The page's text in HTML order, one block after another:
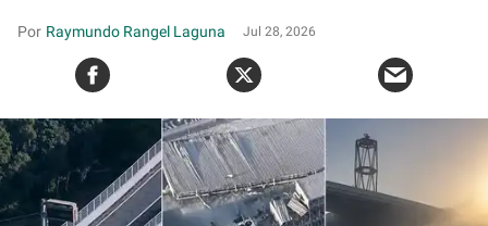
Raymundo Rangel Laguna Jul 28, 2026